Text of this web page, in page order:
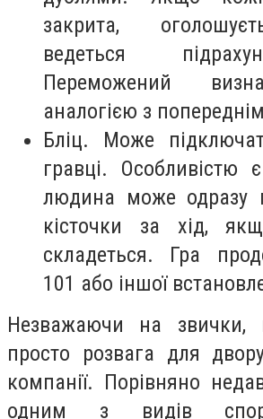
закрита,
ведеться
Переможений
аналогією з
Бліц. Може
гравці.
людина може одразу
кісточки за хід,
складеться. Гра
101 або іншої
Незважаючи на
просто розвага для
компанії. Порівняно
одним з видів